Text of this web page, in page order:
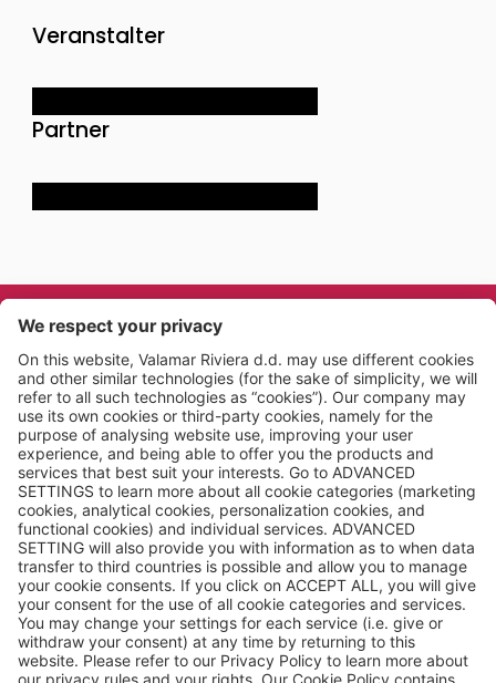
Veranstalter
Partner
Datenschutzerklärung
Cookie-Richtlinie
Allgemeine Geschäftsbedingungen